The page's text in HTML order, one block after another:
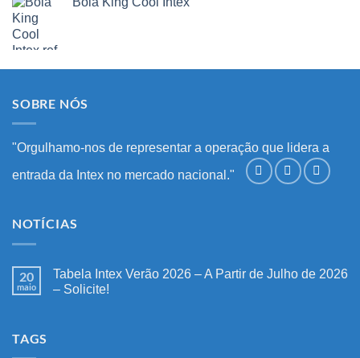
SOBRE NÓS
"Orgulhamo-nos de representar a operação que lidera a
entrada da Intex no mercado nacional."
NOTÍCIAS
20
maio
Tabela Intex Verão 2026 – A Partir de Julho de 2026
– Solicite!
TAGS